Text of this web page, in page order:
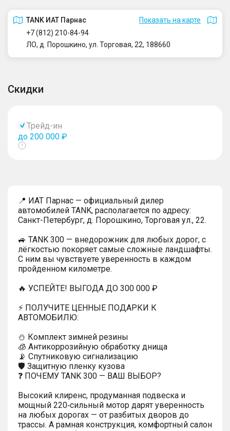
TANK ИАТ Парнас
Показать на карте
+7 (812) 210-84-94
ЛО, д. Порошкино, ул. Торговая, 22, 188660
Скидки
Трейд-ин
до 200 000 ₽
Показать
📍 ИАТ Парнас — официальный дилер
автомобилей TANK, располагается по адресу:
Санкт-Петербург, д. Порошкино, Торговая ул., 22.
🚙 TANK 300 — внедорожник для любых дорог, с
лёгкостью покоряет самые сложные ландшафты.
С ним вы чувствуете уверенность в каждом
пройденном километре.
🔥 УСПЕЙТЕ! ВЫГОДА ДО 300 000 ₽
⚡ ПОЛУЧИТЕ ЦЕННЫЕ ПОДАРКИ К
АВТОМОБИЛЮ:
⛄️ Комплект зимней резины
🧊 Антикоррозийную обработку днища
📡 Спутниковую сигнализацию
🛡️ Защитную пленку кузова
❓ ПОЧЕМУ TANK 300 — ВАШ ВЫБОР?
Высокий клиренс, продуманная подвеска и
мощный 220‑сильный мотор дарят уверенность
на любых дорогах — от разбитых дворов до
трассы. А рамная конструкция, комфортный салон